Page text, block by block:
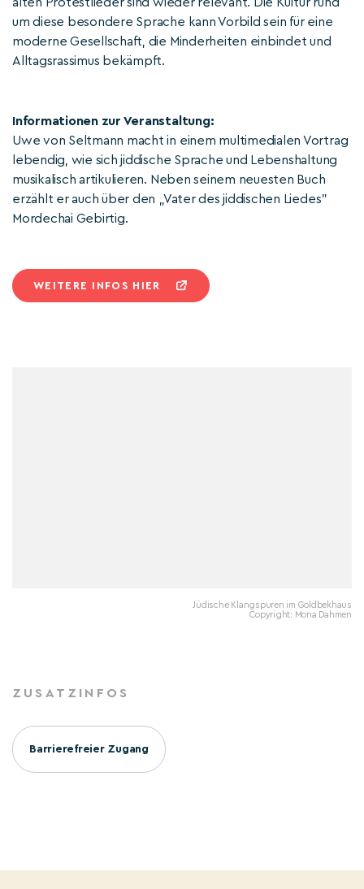
um diese besondere Sprache kann Vorbild sein für eine
moderne Gesellschaft, die Minderheiten einbindet und
Alltagsrassimus bekämpft.
Informationen zur Veranstaltung:
Uwe von Seltmann macht in einem multimedialen Vortrag
lebendig, wie sich jiddische Sprache und Lebenshaltung
musikalisch artikulieren. Neben seinem neuesten Buch
erzählt er auch über den „Vater des jiddischen Liedes"
Mordechai Gebirtig.
WEITERE INFOS HIER
Jüdische Klangspuren im Goldbekhaus
Copyright: Mona Dahmen
ZUSATZINFOS
Barrierefreier Zugang